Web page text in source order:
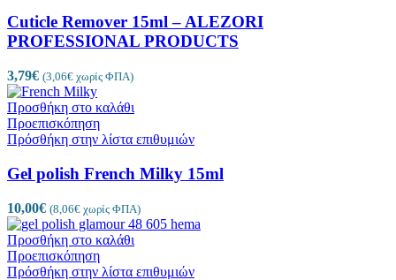
Cuticle Remover 15ml – ALEZORI
PROFESSIONAL PRODUCTS
3,79€ (3,06€ χωρίς ΦΠΑ)
Προσθήκη στο καλάθι
Προεπισκόπηση
Πρόσθήκη στην λίστα επιθυμιών
Gel polish French Milky 15ml
10,00€ (8,06€ χωρίς ΦΠΑ)
Προσθήκη στο καλάθι
Προεπισκόπηση
Πρόσθήκη στην λίστα επιθυμιών